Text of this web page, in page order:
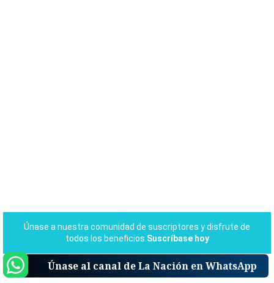
Únase al canal de La Nación en WhatsApp